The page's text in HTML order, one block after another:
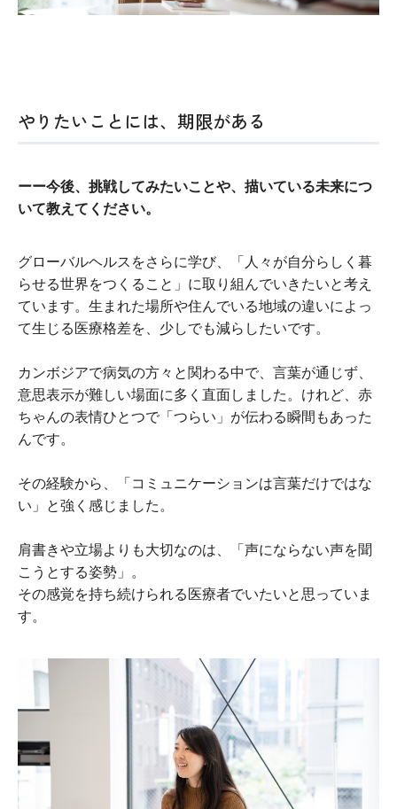
やりたいことには、期限がある
ーー今後、挑戦してみたいことや、描いている未来につ
いて教えてください。
グローバルヘルスをさらに学び、「人々が自分らしく暮
らせる世界をつくること」に取り組んでいきたいと考え
ています。生まれた場所や住んでいる地域の違いによっ
て生じる医療格差を、少しでも減らしたいです。
カンボジアで病気の方々と関わる中で、言葉が通じず、
意思表示が難しい場面に多く直面しました。けれど、赤
ちゃんの表情ひとつで「つらい」が伝わる瞬間もあった
んです。
その経験から、「コミュニケーションは言葉だけではな
い」と強く感じました。
肩書きや立場よりも大切なのは、「声にならない声を聞
こうとする姿勢」。
その感覚を持ち続けられる医療者でいたいと思っていま
す。